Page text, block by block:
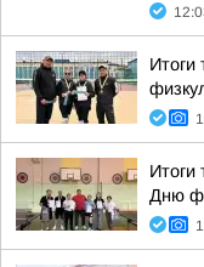
Итоги
Итоги
Дню